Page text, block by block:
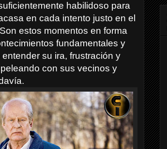
habilidoso para
en cada intento justo en el
estos momentos en forma
fundamentales y
su ira, frustración y
con sus vecinos y